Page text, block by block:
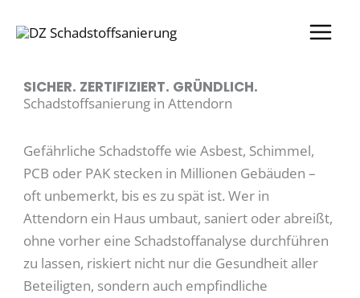
Inhalt
SICHER. ZERTIFIZIERT. GRÜNDLICH.
Schadstoffsanierung in Attendorn
Gefährliche Schadstoffe wie Asbest, Schimmel,
PCB oder PAK stecken in Millionen Gebäuden –
oft unbemerkt, bis es zu spät ist. Wer in
Attendorn ein Haus umbaut, saniert oder abreißt,
ohne vorher eine Schadstoffanalyse durchführen
zu lassen, riskiert nicht nur die Gesundheit aller
Beteiligten, sondern auch empfindliche